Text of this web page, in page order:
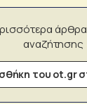
αναζήτησης
του ot.gr